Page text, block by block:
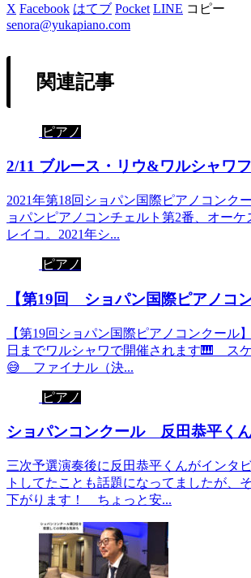
X Facebook はてブ Pocket LINE コピー
senora@yukapiano.com
関連記事
ピアノ
2/11 ブルース・リウ&ワルシャワ
2021年第18回ショパン国際ピアノコン
ョパンピアノコンチェルト第2番、オー
レイコ。2021年シ...
ピアノ
【第19回 ショパン国際ピアノコ
【第19回ショパン国際ピアノコンクー
日までワルシャワで開催されます🎹 ス
😅 ファイナル（決...
ピアノ
ショパンコンクール 反田恭平く
三次予選演奏後に反田恭平くんがインタ
トしてたことも話題になってましたが、
下がります！ ちょっと安...